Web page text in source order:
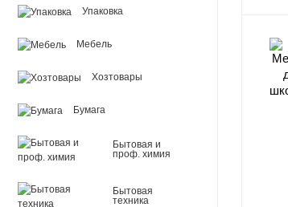
Упаковка
Мебель
Хозтовары
Бумага
Бытовая и
проф. химия
Бытовая
техника